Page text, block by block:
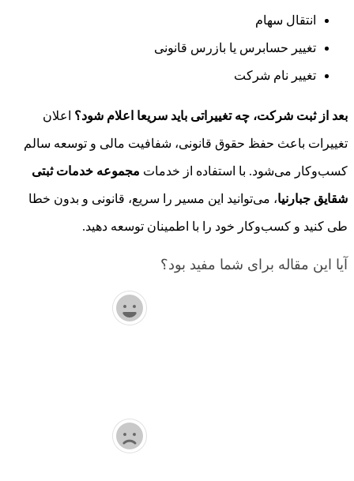
انتقال سهام
تغییر حسابرس یا بازرس قانونی
تغییر نام شرکت
بعد از ثبت شرکت، چه تغییراتی باید سریعا اعلام شود؟ اعلان
تغییرات باعث حفظ حقوق قانونی، شفافیت مالی و توسعه سالم
کسب‌وکار می‌شود. با استفاده از خدمات مجموعه خدمات ثبتی
شقایق جبارنیا، می‌توانید این مسیر را سریع، قانونی و بدون خطا
طی کنید و کسب‌وکار خود را با اطمینان توسعه دهید.
آیا این مقاله برای شما مفید بود؟